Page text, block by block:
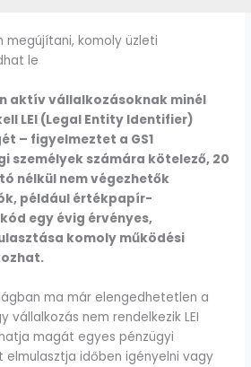
megújítani, komoly üzleti
le
aktív vállalkozásoknak minél
LEI (Legal Entity Identifier)
– figyelmeztet a GS1
személyek számára kötelező, 20
nélkül nem végezhetők
például értékpapír-
egy évig érvényes,
komoly működési
ma már elengedhetetlen a
vállalkozás nem rendelkezik LEI
magát egyes pénzügyi
elmulasztja időben igényelni vagy